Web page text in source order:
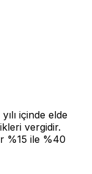
içinde elde
vergidir.
%15 ile %40